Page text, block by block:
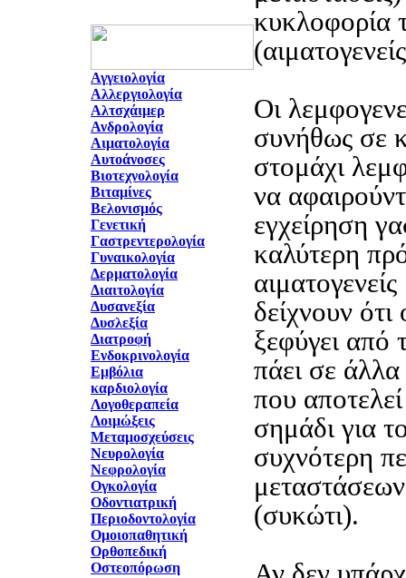
Αγγειολογία
Αλλεργιολογία
Αλτσχάιμερ
Ανδρολογία
Αιματολογία
Αυτοάνοσες
Βιοτεχνολογία
Βιταμίνες
Βελονισμός
Γενετική
Γαστρεντερολογία
Γυναικολογία
Δερματολογία
Διαιτολογία
Δυσανεξία
Δυσλεξία
Διατροφή
Ενδοκρινολογία
Εμβόλια
καρδιολογία
Λογοθεραπεία
Λοιμώξεις
Μεταμοσχεύσεις
Νευρολογία
Νεφρολογία
Ογκολογία
Οδοντιατρική
Περιοδοντολογία
Ομοιοπαθητική
Ορθοπεδική
Οστεοπόρωση
κυκλοφορία
Οι
συνήθως σε
στομάχι
να
εγχείρηση
καλύτερη
δείχνουν ότι
ξεφύγει από
πάει σε
που
σημάδι για
συχνότερη
(συκώτι).